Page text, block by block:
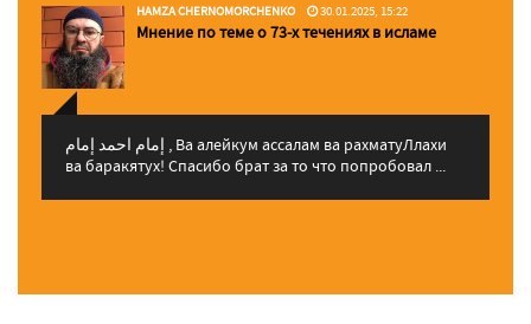
HAMZA CHERNOMORCHENKO 30.01.2025, 15:22
Мнение по теме о 73-х течениях в исламе
إمام احمد إمام , Ва алейкум ассалам ва рахматуЛлахи
ва баракятух! Спасибо брат за то что попробовал ...